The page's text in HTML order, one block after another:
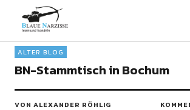
Blaue Narzisse
ALTER BLOG
BN-Stammtisch in Bochum
VON ALEXANDER RÖHLIG